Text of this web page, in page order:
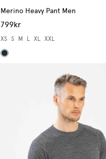
Merino Heavy Pant Men
799kr
XS S M L XL XXL